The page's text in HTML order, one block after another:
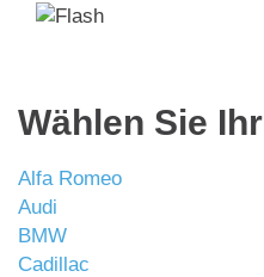
Wählen Sie
Alfa Romeo
Audi
BMW
Cadillac